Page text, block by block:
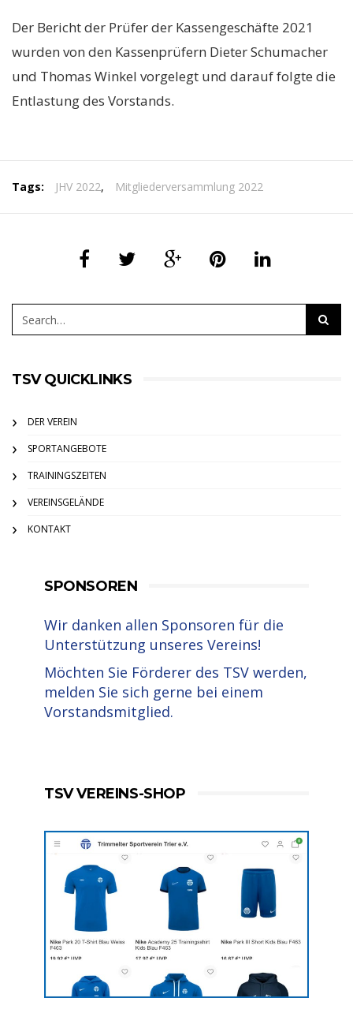
Der Bericht der Prüfer der Kassengeschäfte 2021
wurden von den Kassenprüfern Dieter Schumacher
und Thomas Winkel vorgelegt und darauf folgte die
Entlastung des Vorstands.
Tags: JHV 2022, Mitgliederversammlung 2022
TSV QUICKLINKS
DER VEREIN
SPORTANGEBOTE
TRAININGSZEITEN
VEREINSGELÄNDE
KONTAKT
SPONSOREN
Wir danken allen Sponsoren für die
Unterstützung unseres Vereins!
Möchten Sie Förderer des TSV werden,
melden Sie sich gerne bei einem
Vorstandsmitglied.
TSV VEREINS-SHOP